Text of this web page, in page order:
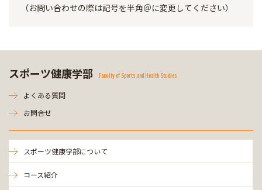
（お問い合わせの際は記号を半角＠に変更してください）
スポーツ健康学部 Faculty of Sports and Health Studies
よくある質問
お問合せ
スポーツ健康学部について
コース紹介